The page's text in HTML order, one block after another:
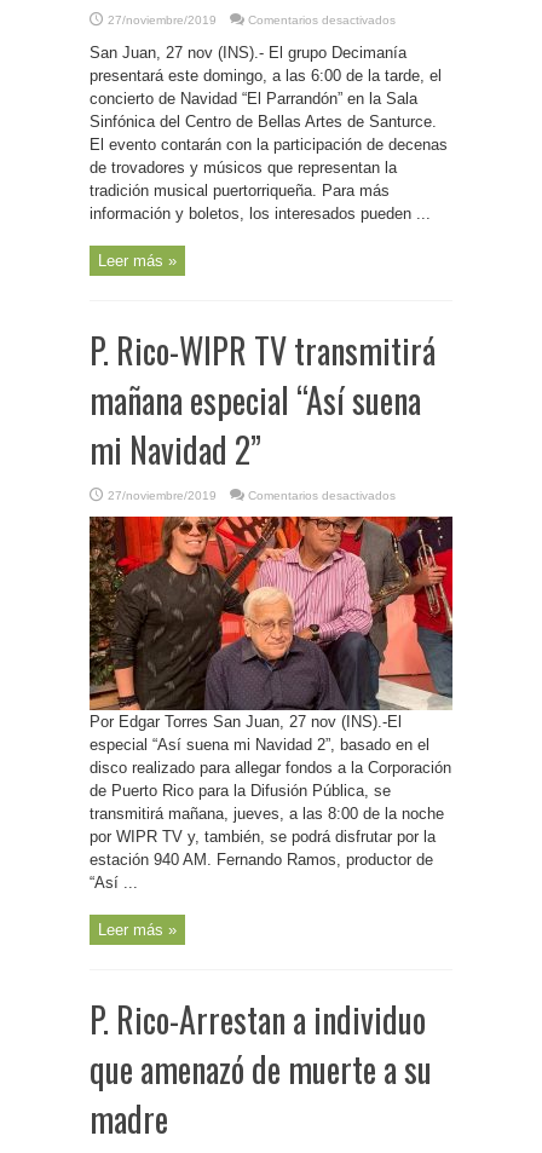
27/noviembre/2019 Comentarios desactivados
Rico-
Concierto
navideño
“El
Parrandón”,
Decimanía,
este
domingo
en
Centro
San Juan, 27 nov (INS).- El grupo Decimanía
presentará este domingo, a las 6:00 de la tarde, el
concierto de Navidad “El Parrandón” en la Sala
Sinfónica del Centro de Bellas Artes de Santurce.
El evento contarán con la participación de decenas
de trovadores y músicos que representan la
tradición musical puertorriqueña. Para más
información y boletos, los interesados pueden ...
Leer más »
P. Rico-WIPR TV transmitirá
mañana especial “Así suena
mi Navidad 2”
27/noviembre/2019 Comentarios desactivados
Rico-
WIPR
TV
transmitirá
mañana
especial
“Así
suena
mi
Navidad
Por Edgar Torres San Juan, 27 nov (INS).-El
especial “Así suena mi Navidad 2”, basado en el
disco realizado para allegar fondos a la Corporación
de Puerto Rico para la Difusión Pública, se
transmitirá mañana, jueves, a las 8:00 de la noche
por WIPR TV y, también, se podrá disfrutar por la
estación 940 AM. Fernando Ramos, productor de
“Así ...
Leer más »
P. Rico-Arrestan a individuo
que amenazó de muerte a su
madre